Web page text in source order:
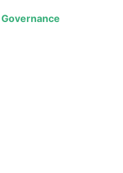
Governance